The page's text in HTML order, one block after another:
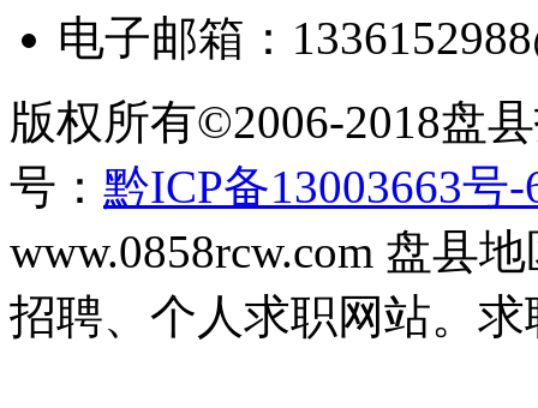
电子邮箱：
版权所有©2006-2018盘
号： 黔ICP备13003663号-
www.0858rcw.com 盘县
招聘、个人求职网站。